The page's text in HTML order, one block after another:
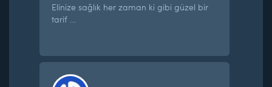
Elinize sağlık her zaman ki gibi güzel bir
tarif …